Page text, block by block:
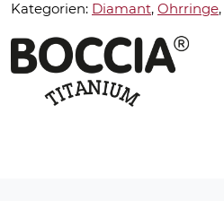
Kategorien: Diamant, Ohrringe,